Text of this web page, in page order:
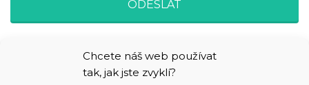
Chcete náš web používat
tak, jak jste zvyklí?
Jaké Cookies sbíráme?